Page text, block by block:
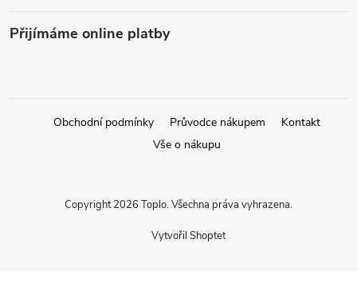
Přijímáme online platby
Obchodní podmínky Průvodce nákupem
Kontakt
Vše o nákupu
Vytvořil Shoptet
Copyright 2026 Toplo. Všechna práva vyhrazena.